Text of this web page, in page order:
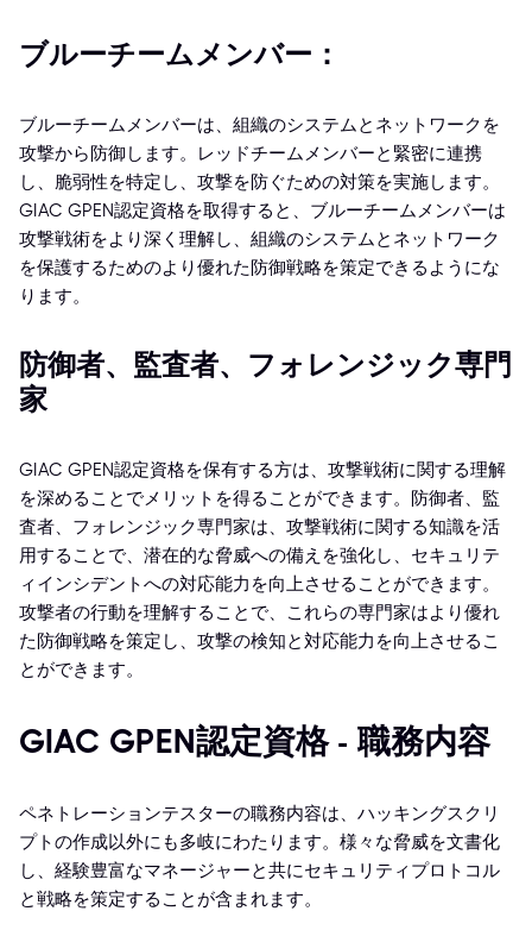
ブルーチームメンバー：
ブルーチームメンバーは、組織のシステムとネットワークを
攻撃から防御します。レッドチームメンバーと緊密に連携
し、脆弱性を特定し、攻撃を防ぐための対策を実施します。
GIAC GPEN認定資格を取得すると、ブルーチームメンバーは
攻撃戦術をより深く理解し、組織のシステムとネットワーク
を保護するためのより優れた防御戦略を策定できるようにな
ります。
防御者、監査者、フォレンジック専門
家
GIAC GPEN認定資格を保有する方は、攻撃戦術に関する理解
を深めることでメリットを得ることができます。防御者、監
査者、フォレンジック専門家は、攻撃戦術に関する知識を活
用することで、潜在的な脅威への備えを強化し、セキュリテ
ィインシデントへの対応能力を向上させることができます。
攻撃者の行動を理解することで、これらの専門家はより優れ
た防御戦略を策定し、攻撃の検知と対応能力を向上させるこ
とができます。
GIAC GPEN認定資格 - 職務内容
ペネトレーションテスターの職務内容は、ハッキングスクリ
プトの作成以外にも多岐にわたります。様々な脅威を文書化
し、経験豊富なマネージャーと共にセキュリティプロトコル
と戦略を策定することが含まれます。